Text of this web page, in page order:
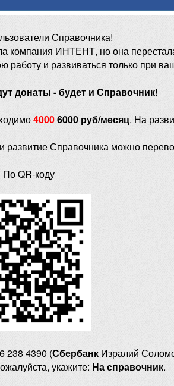
Справочника!
компания ИНТЕНТ, но она
работу и развиваться только при
донаты - будет и Справочник!
40006000 руб/месяц. На
Справочника можно
По QR-коду
238 4390 (Сбербанк Изралий
укажите: На справочник.